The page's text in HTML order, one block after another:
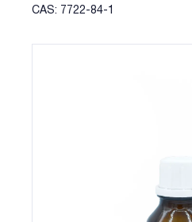
CAS: 7722-84-1